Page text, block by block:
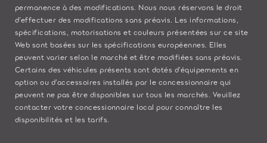
permanence à des modifications. Nous nous réservons le droit
d’effectuer des modifications sans préavis. Les informations,
spécifications, motorisations et couleurs présentées sur ce site
Web sont basées sur les spécifications européennes. Elles
peuvent varier selon le marché et être modifiées sans préavis.
Certains des véhicules présents sont dotés d’équipements en
option ou d’accessoires installés par le concessionnaire qui
peuvent ne pas être disponibles sur tous les marchés. Veuillez
contacter votre concessionnaire local pour connaître les
disponibilités et les tarifs.